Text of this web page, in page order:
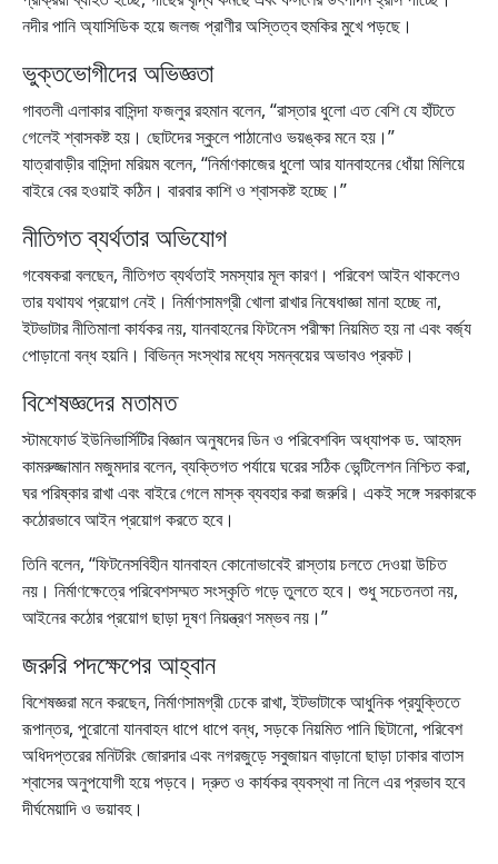
নদীর পানি অ্যাসিডিক হয়ে জলজ প্রাণীর অস্তিত্ব হুমকির মুখে পড়ছে।
ভুক্তভোগীদের অভিজ্ঞতা
গাবতলী এলাকার বাসিন্দা ফজলুর রহমান বলেন, “রাস্তার ধুলো এত বেশি যে হাঁটতে
গেলেই শ্বাসকষ্ট হয়। ছোটদের স্কুলে পাঠানোও ভয়ঙ্কর মনে হয়।”
যাত্রাবাড়ীর বাসিন্দা মরিয়ম বলেন, “নির্মাণকাজের ধুলো আর যানবাহনের ধোঁয়া মিলিয়ে
বাইরে বের হওয়াই কঠিন। বারবার কাশি ও শ্বাসকষ্ট হচ্ছে।”
নীতিগত ব্যর্থতার অভিযোগ
গবেষকরা বলছেন, নীতিগত ব্যর্থতাই সমস্যার মূল কারণ। পরিবেশ আইন থাকলেও
তার যথাযথ প্রয়োগ নেই। নির্মাণসামগ্রী খোলা রাখার নিষেধাজ্ঞা মানা হচ্ছে না,
ইটভাটার নীতিমালা কার্যকর নয়, যানবাহনের ফিটনেস পরীক্ষা নিয়মিত হয় না এবং বর্জ্য
পোড়ানো বন্ধ হয়নি। বিভিন্ন সংস্থার মধ্যে সমন্বয়ের অভাবও প্রকট।
বিশেষজ্ঞদের মতামত
স্টামফোর্ড ইউনিভার্সিটির বিজ্ঞান অনুষদের ডিন ও পরিবেশবিদ অধ্যাপক ড. আহমদ
কামরুজ্জামান মজুমদার বলেন, ব্যক্তিগত পর্যায়ে ঘরের সঠিক ভেন্টিলেশন নিশ্চিত করা,
ঘর পরিষ্কার রাখা এবং বাইরে গেলে মাস্ক ব্যবহার করা জরুরি। একই সঙ্গে সরকারকে
কঠোরভাবে আইন প্রয়োগ করতে হবে।
তিনি বলেন, “ফিটনেসবিহীন যানবাহন কোনোভাবেই রাস্তায় চলতে দেওয়া উচিত
নয়। নির্মাণক্ষেত্রে পরিবেশসম্মত সংস্কৃতি গড়ে তুলতে হবে। শুধু সচেতনতা নয়,
আইনের কঠোর প্রয়োগ ছাড়া দূষণ নিয়ন্ত্রণ সম্ভব নয়।”
জরুরি পদক্ষেপের আহ্বান
বিশেষজ্ঞরা মনে করছেন, নির্মাণসামগ্রী ঢেকে রাখা, ইটভাটাকে আধুনিক প্রযুক্তিতে
রূপান্তর, পুরোনো যানবাহন ধাপে ধাপে বন্ধ, সড়কে নিয়মিত পানি ছিটানো, পরিবেশ
অধিদপ্তরের মনিটরিং জোরদার এবং নগরজুড়ে সবুজায়ন বাড়ানো ছাড়া ঢাকার বাতাস
শ্বাসের অনুপযোগী হয়ে পড়বে। দ্রুত ও কার্যকর ব্যবস্থা না নিলে এর প্রভাব হবে
দীর্ঘমেয়াদি ও ভয়াবহ।